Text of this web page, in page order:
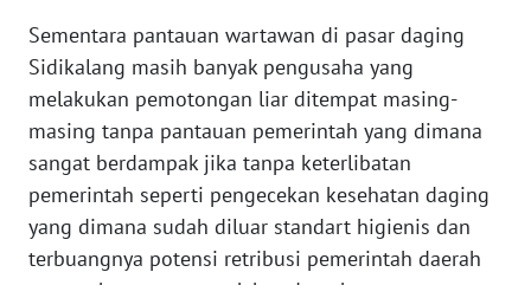
Sementara pantauan wartawan di pasar daging
Sidikalang masih banyak pengusaha yang
melakukan pemotongan liar ditempat masing-
masing tanpa pantauan pemerintah yang dimana
sangat berdampak jika tanpa keterlibatan
pemerintah seperti pengecekan kesehatan daging
yang dimana sudah diluar standart higienis dan
terbuangnya potensi retribusi pemerintah daerah
WN
BENGKULU
WN
LAMPUNG
WN
JATENG